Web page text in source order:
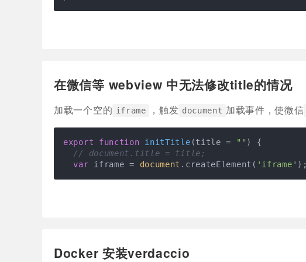
在微信等 webview 中无法修改title的情况
加载一个空的 iframe ，触发 document 加载事件，使微信
export function initTitle (title = "" ) {
// document.title = title;
var iframe = document .createElement( 'iframe' );
Docker 安装verdaccio